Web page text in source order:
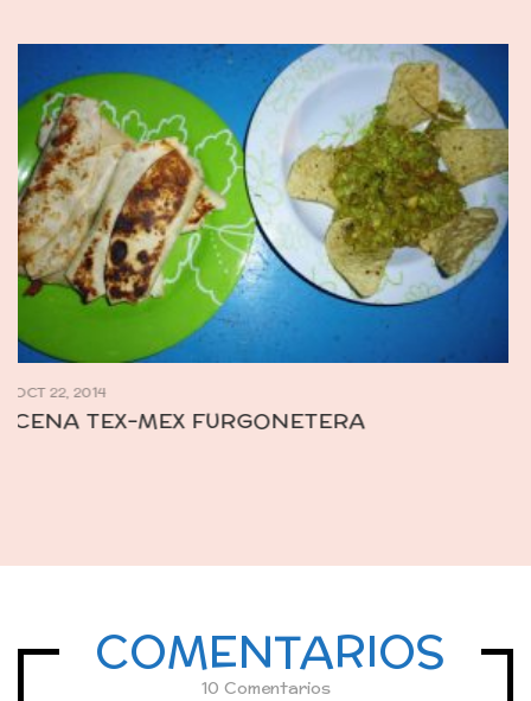
JUN 19, 2014
PEPITOS DE CREMA VERSIÓN CAMPESTRE.
COMENTARIOS
10 Comentarios